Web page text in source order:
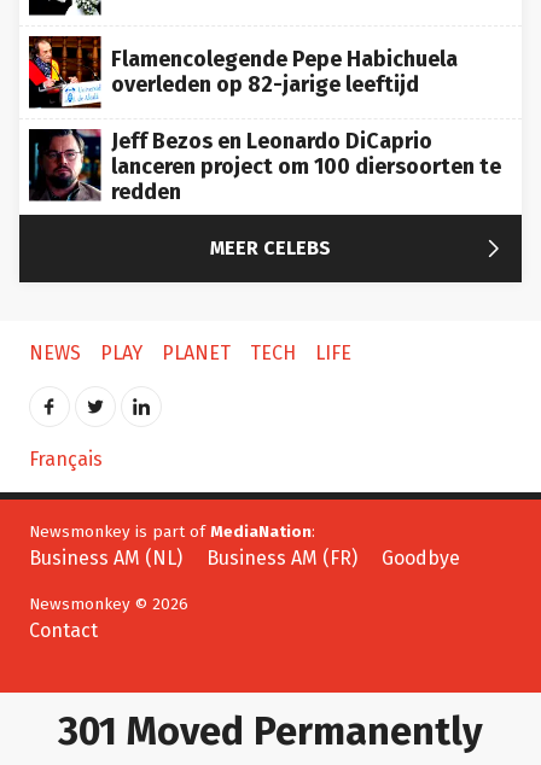
Flamencolegende Pepe Habichuela
overleden op 82-jarige leeftijd
Jeff Bezos en Leonardo DiCaprio
lanceren project om 100 diersoorten te
redden
MEER CELEBS 
NEWS PLAY PLANET TECH LIFE
Français
Newsmonkey is part of MediaNation
Business AM (NL) Business AM (FR) Goodbye
Newsmonkey © 2026
Contact
301 Moved Permanently